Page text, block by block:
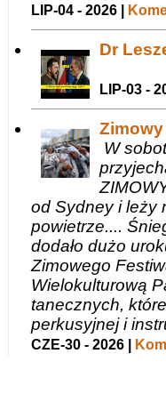
LIP-04 - 2026 |
Dr
LIP-03 -
W
od Sydney i leży
powietrze....
dodało dużo
Zimowego
Wielokulturową
tanecznych,
perkusyjnej i
CZE-30 - 2026 |